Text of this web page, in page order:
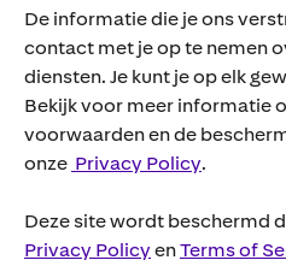
De informatie die je ons
contact met je op te nemen
diensten. Je kunt je op elk
Bekijk voor meer informatie
voorwaarden en de
onze Privacy Policy.
Deze site wordt beschermd
Privacy PolicyenTerms of